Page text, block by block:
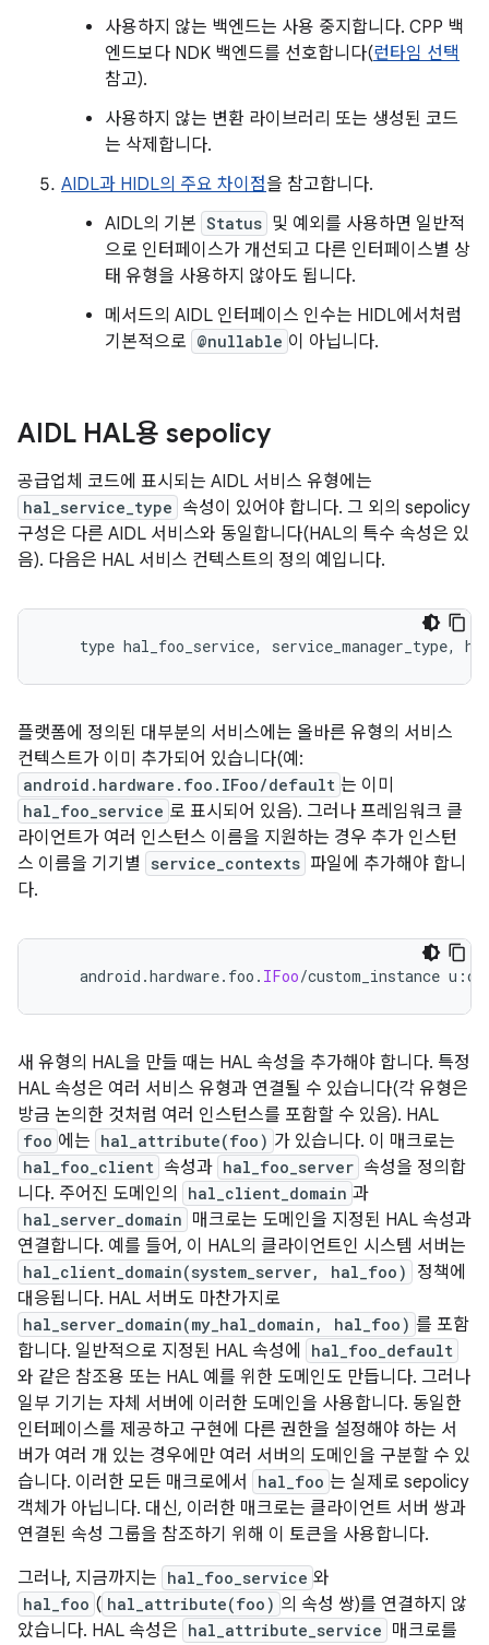
사용하지 않는 백엔드는 사용 중지합니다. CPP 백
엔드보다 NDK 백엔드를 선호합니다(런타임 선택
참고).
사용하지 않는 변환 라이브러리 또는 생성된 코드
는 삭제합니다.
AIDL과 HIDL의 주요 차이점을 참고합니다.
AIDL의 기본 Status 및 예외를 사용하면 일반적
으로 인터페이스가 개선되고 다른 인터페이스별 상
태 유형을 사용하지 않아도 됩니다.
메서드의 AIDL 인터페이스 인수는 HIDL에서처럼
기본적으로 @nullable 이 아닙니다.
AIDL HAL용 sepolicy
공급업체 코드에 표시되는 AIDL 서비스 유형에는
hal_service_type 속성이 있어야 합니다. 그 외의 sepolicy
구성은 다른 AIDL 서비스와 동일합니다(HAL의 특수 속성은 있
음). 다음은 HAL 서비스 컨텍스트의 정의 예입니다.
type hal_foo_service, service_manager_type,
플랫폼에 정의된 대부분의 서비스에는 올바른 유형의 서비스
컨텍스트가 이미 추가되어 있습니다(예:
android.hardware.foo.IFoo/default 는 이미
hal_foo_service 로 표시되어 있음). 그러나 프레임워크 클
라이언트가 여러 인스턴스 이름을 지원하는 경우 추가 인스턴
스 이름을 기기별 service_contexts 파일에 추가해야 합니
다.
android .hardware. foo . IFoo/custom_instance u :
새 유형의 HAL을 만들 때는 HAL 속성을 추가해야 합니다. 특정
HAL 속성은 여러 서비스 유형과 연결될 수 있습니다(각 유형은
방금 논의한 것처럼 여러 인스턴스를 포함할 수 있음). HAL
foo 에는 hal_attribute(foo) 가 있습니다. 이 매크로는
hal_foo_client 속성과 hal_foo_server 속성을 정의합
니다. 주어진 도메인의
hal_client_domain 과
hal_server_domain 매크로는 도메인을 지정된 HAL 속성과
연결합니다. 예를 들어, 이 HAL의 클라이언트인 시스템 서버는
hal_client_domain(system_server, hal_foo)
정책에
대응됩니다. HAL 서버도 마찬가지로
hal_server_domain(my_hal_domain, hal_foo) 를 포함
합니다. 일반적으로 지정된 HAL 속성에
hal_foo_default
와 같은 참조용 또는 HAL 예를 위한 도메인도 만듭니다. 그러나
일부 기기는 자체 서버에 이러한 도메인을 사용합니다. 동일한
인터페이스를 제공하고 구현에 다른 권한을 설정해야 하는 서
버가 여러 개 있는 경우에만 여러 서버의 도메인을 구분할 수 있
습니다. 이러한 모든 매크로에서
hal_foo 는 실제로 sepolicy
객체가 아닙니다. 대신, 이러한 매크로는 클라이언트 서버 쌍과
연결된 속성 그룹을 참조하기 위해 이 토큰을 사용합니다.
그러나, 지금까지는 hal_foo_service 와
hal_foo ( hal_attribute(foo) 의 속성 쌍)를 연결하지 않
았습니다. HAL 속성은 hal_attribute_service 매크로를